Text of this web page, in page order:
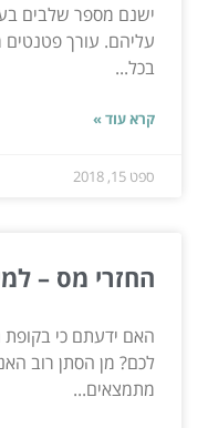
ישנם מספר שלבים
עליהם. עורך פטנטים
בכל...
קרא עוד »
ספט 15, 2018
החזרי מס –
האם ידעתם כי
לכם? מן הסתן רוב
מתמצאים...